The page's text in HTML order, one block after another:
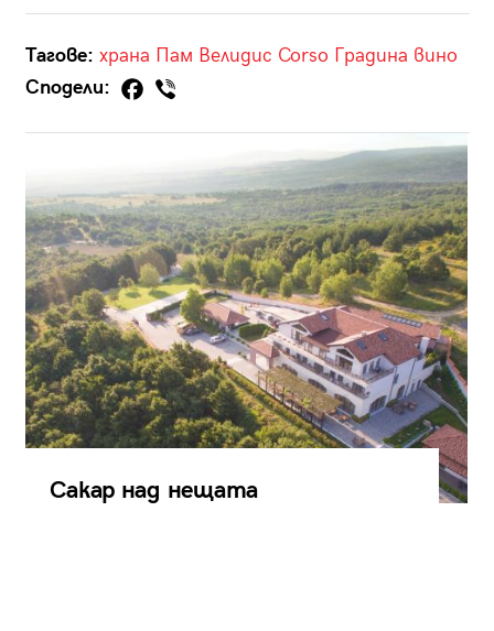
Тагове: храна Пам Велидис Corso Градина вино
Сподели:
Сакар над нещата